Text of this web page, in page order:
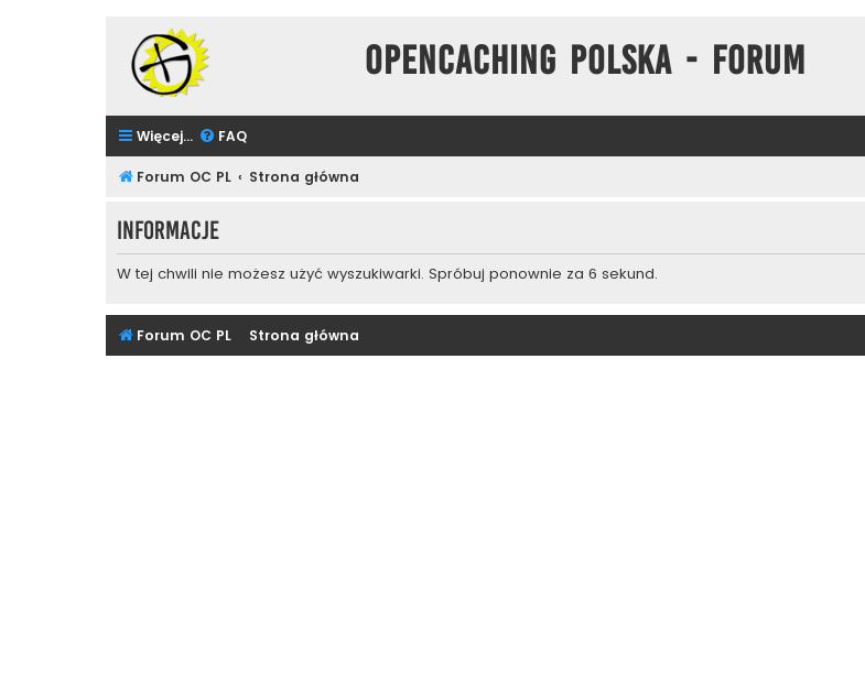
Opencaching Polska - Forum
Więcej… FAQ
Forum OC PL Strona główna
Informacje
W tej chwili nie możesz użyć wyszukiwarki. Spróbuj ponownie za 6 sekund.
Forum OC PL Strona główna